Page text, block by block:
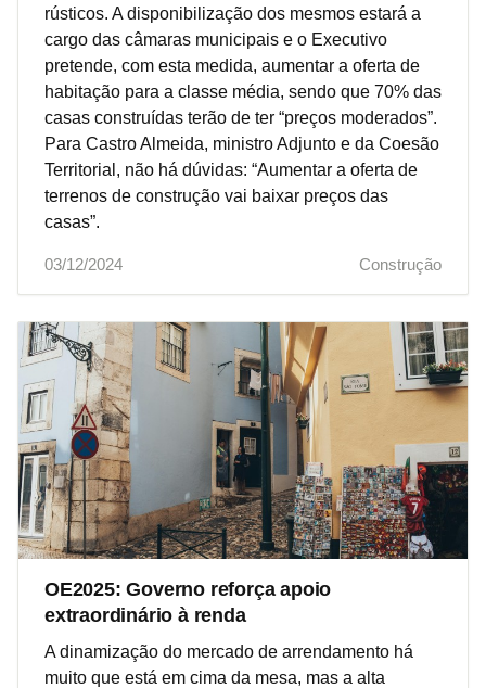
rústicos. A disponibilização dos mesmos estará a
cargo das câmaras municipais e o Executivo
pretende, com esta medida, aumentar a oferta de
habitação para a classe média, sendo que 70% das
casas construídas terão de ter “preços moderados”.
Para Castro Almeida, ministro Adjunto e da Coesão
Territorial, não há dúvidas: “Aumentar a oferta de
terrenos de construção vai baixar preços das
casas”.
03/12/2024 Construção
OE2025: Governo reforça apoio
extraordinário à renda
A dinamização do mercado de arrendamento há
muito que está em cima da mesa, mas a alta